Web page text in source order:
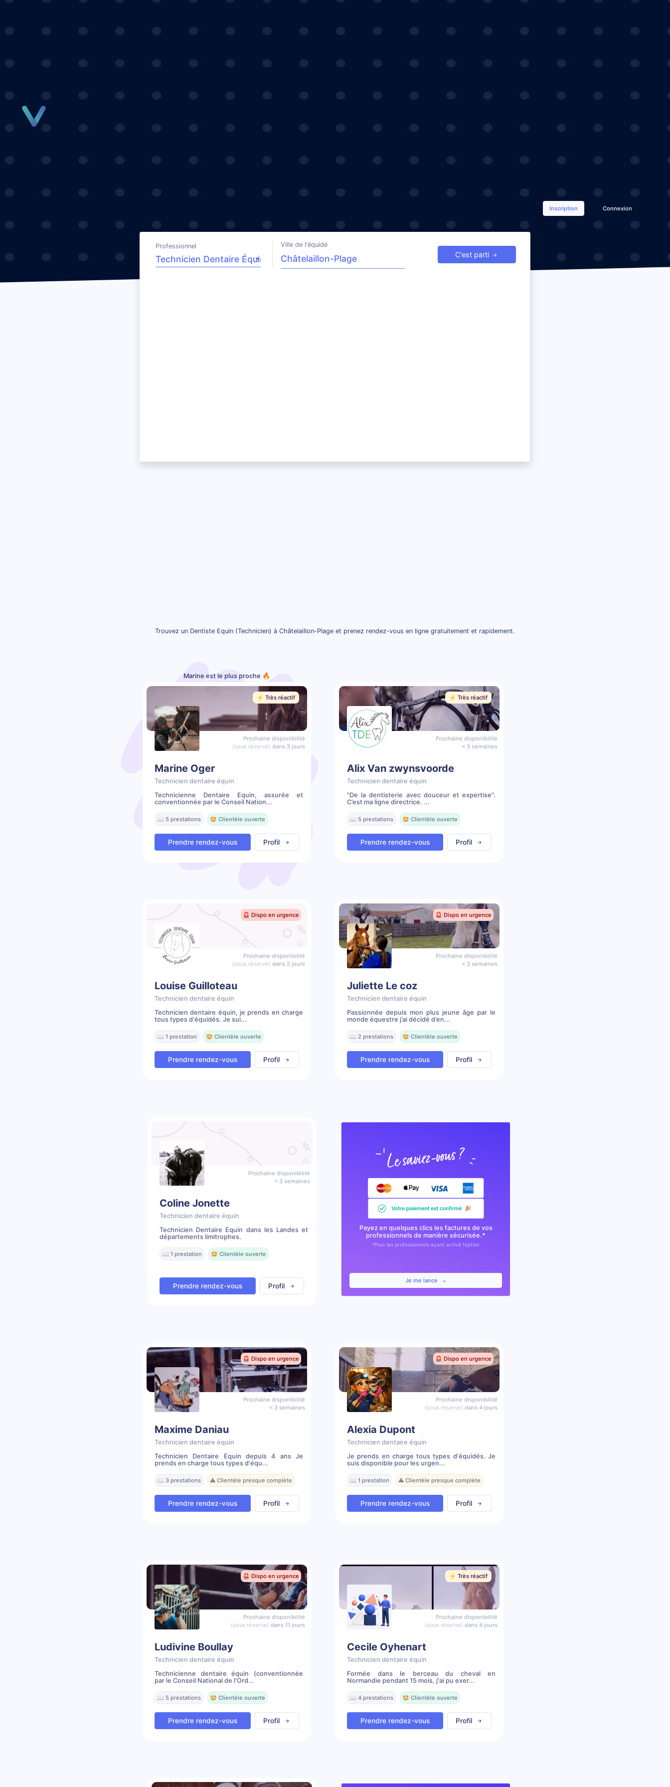
Inscription Connexion
Professionnel Ville de l'équidé
C'est parti
Trouvez un Dentiste Equin (Technicien) à Châtelaillon-Plage et prenez rendez-vous en ligne gratuitement et rapidement.
Marine est le plus proche 🔥
⚡️ Très réactif
Prochaine disponibilité
(sous réserve) dans 3 jours
Marine Oger
Technicien dentaire équin
Technicienne Dentaire Equin, assurée et
conventionnée par le Conseil Nation...
📖 5 prestations 🤩 Clientèle ouverte
Prendre rendez-vous Profil
⚡️ Très réactif
Prochaine disponibilité
< 3 semaines
Alix Van zwynsvoorde
Technicien dentaire équin
"De la dentisterie avec douceur et expertise".
C’est ma ligne directrice. ...
📖 5 prestations 🤩 Clientèle ouverte
Prendre rendez-vous Profil
🚨 Dispo en urgence
Prochaine disponibilité
(sous réserve) dans 2 jours
Louise Guilloteau
Technicien dentaire équin
Technicien dentaire équin, je prends en charge
tous types d'équidés. Je sui...
📖 1 prestation 🤩 Clientèle ouverte
Prendre rendez-vous Profil
🚨 Dispo en urgence
Prochaine disponibilité
< 3 semaines
Juliette Le coz
Technicien dentaire équin
Passionnée depuis mon plus jeune âge par le
monde équestre j’ai décidé d’en...
📖 2 prestations 🤩 Clientèle ouverte
Prendre rendez-vous Profil
Prochaine disponibilité
< 3 semaines
Coline Jonette
Technicien dentaire équin
Technicien Dentaire Équin dans les Landes et
départements limitrophes.
📖 1 prestation 🤩 Clientèle ouverte
Prendre rendez-vous Profil
Payez en quelques clics les factures de vos
professionnels de manière sécurisée.*
*Pour les professionnels ayant activé l'option
Je me lance
🚨 Dispo en urgence
Prochaine disponibilité
< 3 semaines
Maxime Daniau
Technicien dentaire équin
Technicien Dentaire Équin depuis 4 ans Je
prends en charge tous types d'équ...
📖 3 prestations ⚠️ Clientèle presque complète
Prendre rendez-vous Profil
🚨 Dispo en urgence
Prochaine disponibilité
(sous réserve) dans 4 jours
Alexia Dupont
Technicien dentaire équin
Je prends en charge tous types d'équidés. Je
suis disponible pour les urgen...
📖 1 prestation ⚠️ Clientèle presque complète
Prendre rendez-vous Profil
🚨 Dispo en urgence
Prochaine disponibilité
(sous réserve) dans 11 jours
Ludivine Boullay
Technicien dentaire équin
Technicienne dentaire équin (conventionnée
par le Conseil National de l'Ord...
📖 5 prestations 🤩 Clientèle ouverte
Prendre rendez-vous Profil
⚡️ Très réactif
Prochaine disponibilité
(sous réserve) dans 4 jours
Cecile Oyhenart
Technicien dentaire équin
Formée dans le berceau du cheval en
Normandie pendant 15 mois, j'ai pu exer...
📖 4 prestations 🤩 Clientèle ouverte
Prendre rendez-vous Profil